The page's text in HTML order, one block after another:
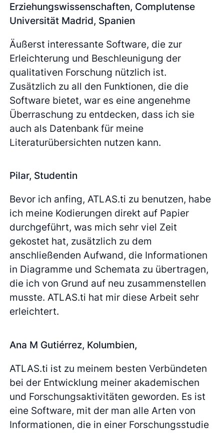
Erziehungswissenschaften, Complutense
Universität Madrid, Spanien
Äußerst interessante Software, die zur
Erleichterung und Beschleunigung der
qualitativen Forschung nützlich ist.
Zusätzlich zu all den Funktionen, die die
Software bietet, war es eine angenehme
Überraschung zu entdecken, dass ich sie
auch als Datenbank für meine
Literaturübersichten nutzen kann.
Pilar, Studentin
Bevor ich anfing, ATLAS.ti zu benutzen, habe
ich meine Kodierungen direkt auf Papier
durchgeführt, was mich sehr viel Zeit
gekostet hat, zusätzlich zu dem
anschließenden Aufwand, die Informationen
in Diagramme und Schemata zu übertragen,
die ich von Grund auf neu zusammenstellen
musste. ATLAS.ti hat mir diese Arbeit sehr
erleichtert.
Ana M Gutiérrez, Kolumbien,
ATLAS.ti ist zu meinem besten Verbündeten
bei der Entwicklung meiner akademischen
und Forschungsaktivitäten geworden. Es ist
eine Software, mit der man alle Arten von
Informationen, die in einer Forschungsstudie